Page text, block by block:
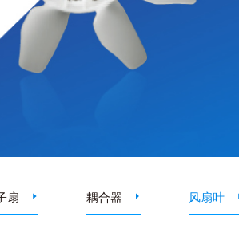
扇 耦合器 风扇叶